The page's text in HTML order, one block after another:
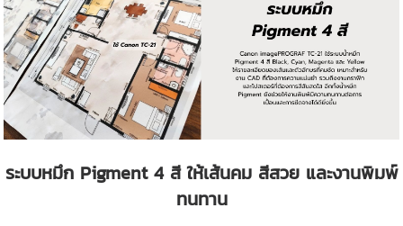
ระบบหมึก Pigment 4 สี ให้เส้นคม สีสวย และงานพิมพ์
ทนทาน